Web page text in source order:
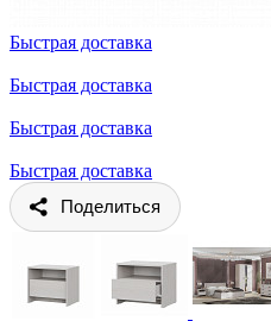
Быстрая доставка
Быстрая доставка
Быстрая доставка
Быстрая доставка
Поделиться